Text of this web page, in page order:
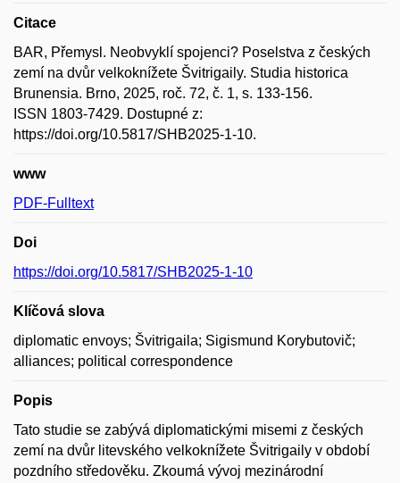
Citace
BAR, Přemysl. Neobvyklí spojenci? Poselstva z českých
zemí na dvůr velkoknížete Švitrigaily. Studia historica
Brunensia. Brno, 2025, roč. 72, č. 1, s. 133-156.
ISSN 1803-7429. Dostupné z:
https://doi.org/10.5817/SHB2025-1-10.
www
PDF-Fulltext
Doi
https://doi.org/10.5817/SHB2025-1-10
Klíčová slova
diplomatic envoys; Švitrigaila; Sigismund Korybutovič;
alliances; political correspondence
Popis
Tato studie se zabývá diplomatickými misemi z českých
zemí na dvůr litevského velkoknížete Švitrigaily v období
pozdního středověku. Zkoumá vývoj mezinárodní